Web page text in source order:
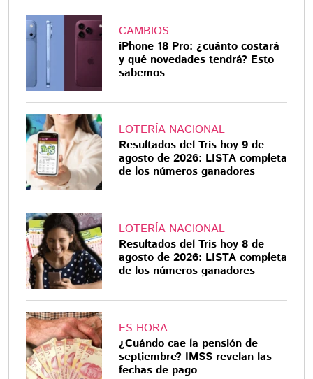
CAMBIOS
iPhone 18 Pro: ¿cuánto costará
y qué novedades tendrá? Esto
sabemos
LOTERÍA NACIONAL
Resultados del Tris hoy 9 de
agosto de 2026: LISTA completa
de los números ganadores
LOTERÍA NACIONAL
Resultados del Tris hoy 8 de
agosto de 2026: LISTA completa
de los números ganadores
ES HORA
¿Cuándo cae la pensión de
septiembre? IMSS revelan las
fechas de pago